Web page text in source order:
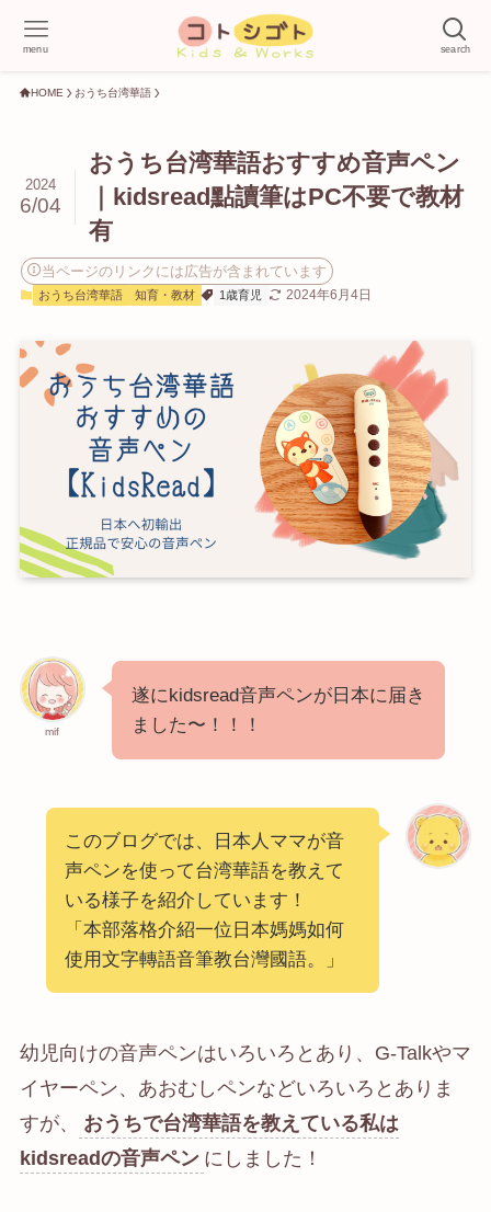
search
menu
HOME おうち台湾華語
おうち台湾華語おすすめ音声ペン
｜kidsread點讀筆はPC不要で教材
有
2024
6/04
当ページのリンクには広告が含まれています
おうち台湾華語 知育・教材 1歳育児 2024年6月4日
mif
遂にkidsread音声ペンが日本に届き
ました〜！！！
このブログでは、日本人ママが音
声ペンを使って台湾華語を教えて
いる様子を紹介しています！
「本部落格介紹一位日本媽媽如何
使用文字轉語音筆教台灣國語。」
幼児向けの音声ペンはいろいろとあり、G-Talkやマ
イヤーペン、あおむしペンなどいろいろとありま
すが、
おうちで台湾華語を教えている私は
kidsreadの音声ペン にしました！